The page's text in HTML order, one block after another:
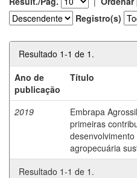
Registro(s)
Resultado 1-1 de 1.
Ano de
publicação
Título
2019
Embrapa
primeiras
desenvolvimento
agropecuária
Resultado 1-1 de 1.